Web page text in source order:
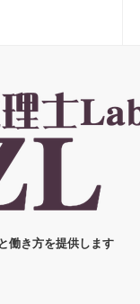
働き方を提供します